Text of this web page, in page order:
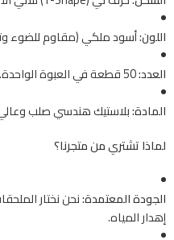
اللون:أسود ملكي (مقاوم للضوء
العدد:
المادة:بلاستيك هندسي صلب
لماذا تشتري من متجرنا؟
الجودة المعتمدة:نحن نختار
إهدار المياه.